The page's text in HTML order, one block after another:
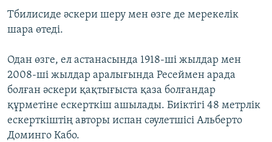
АРНАЙЫ ЖОБАЛАР
ЖАЗЫЛЫҢЫЗ
Басқа тілдерде
Тбилисиде әскери шеру мен өзге де мерекелік
шара өтеді.
Одан өзге, ел астанасында 1918-ші жылдар мен
2008-ші жылдар аралығында Ресеймен арада
болған әскери қақтығыста қаза болғандар
құрметіне ескерткіш ашылады. Биіктігі 48 метрлік
ескерткіштің авторы испан сәулетшісі Альберто
Доминго Кабо.